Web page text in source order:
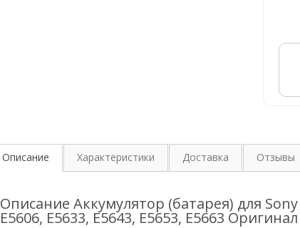
Описание Характеристики Доставка Отзывы
Описание Аккумулятор (батарея) для Sony
E5606, E5633, E5643, E5653, E5663 Оригинал